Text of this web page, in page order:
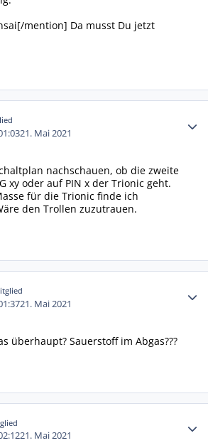
mention] Da musst Du jetzt
21. Mai 2021
nachschauen, ob die zweite
xy oder auf PIN x der Trionic geht.
für die Trionic finde ich
den Trollen zuzutrauen.
21. Mai 2021
überhaupt? Sauerstoff im Abgas???
21. Mai 2021